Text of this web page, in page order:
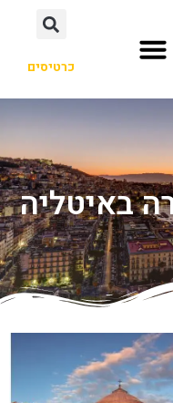
כרטיסים
באיטליה